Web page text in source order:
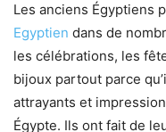
Les anciens Égyptiens
Egyptien dans de
les célébrations, les
bijoux partout parce
attrayants et
Égypte. Ils ont fait de